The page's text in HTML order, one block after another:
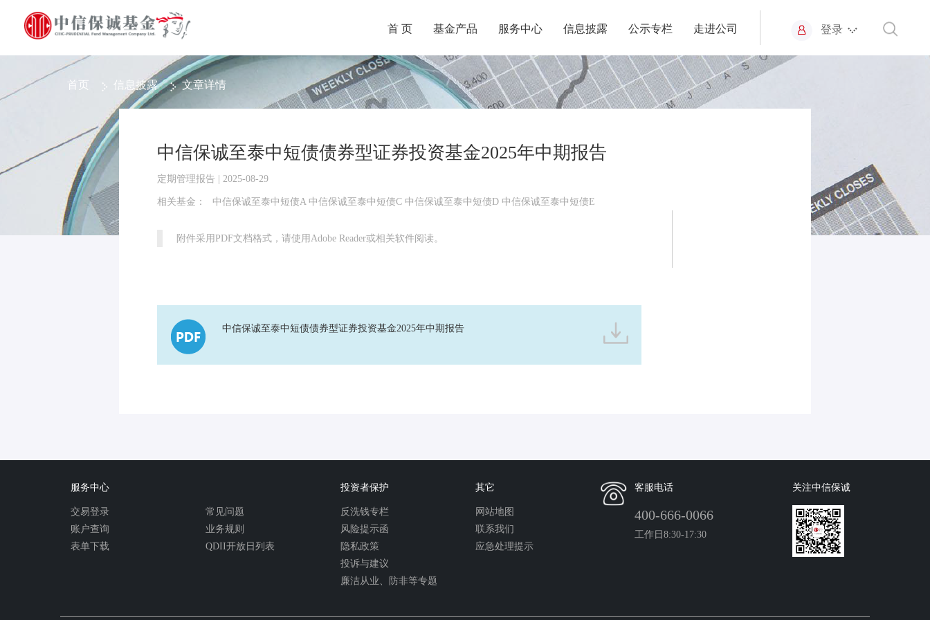
首 页 基金产品 服务中心 信息披露 公示专栏 走进公司 登录
首页 信息披露 文章详情
中信保诚至泰中短债债券型证券投资基金2025年中期报告
定期管理报告 | 2025-08-29
相关基金： 中信保诚至泰中短债A 中信保诚至泰中短债C 中信保诚至泰中短债D 中信保诚至泰中短债E
附件采用PDF文档格式，请使用Adobe Reader或相关软件阅读。
中信保诚至泰中短债债券型证券投资基金2025年中期报告
服务中心
交易登录
账户查询
表单下载
常见问题
业务规则
QDII开放日列表
投资者保护
反洗钱专栏
风险提示函
隐私政策
投诉与建议
廉洁从业、防非等专题
其它
网站地图
联系我们
应急处理提示
客服电话
400-666-0066
工作日8:30-17:30
关注中信保诚